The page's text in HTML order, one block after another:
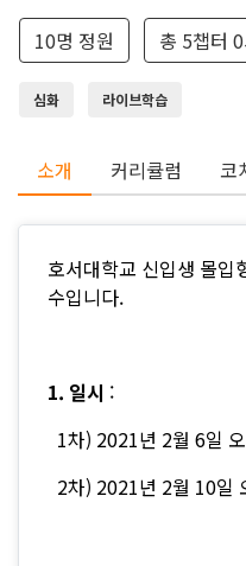
10명 정원 총 5챕터
심화 라이브학습
소개 커리큘럼 코
호서대학교 신입생 몰입
수입니다.
1. 일시 :
1차) 2021년 2월 6일
2차) 2021년 2월 10일